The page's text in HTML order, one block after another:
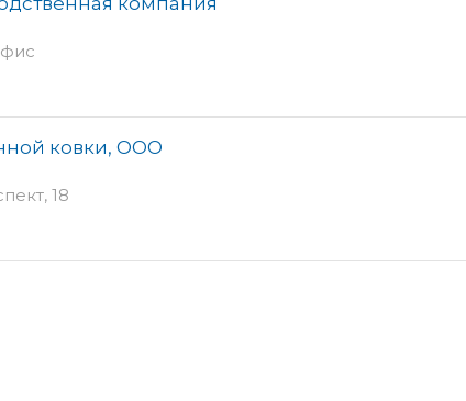
ковки, ООО
18